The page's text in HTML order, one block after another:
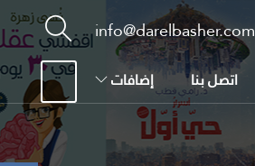
info@darelbasher.com
اتصل بنا إضافات